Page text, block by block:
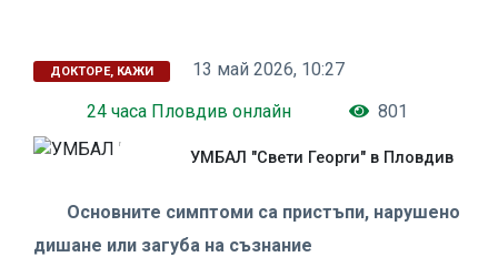
ДОКТОРЕ, КАЖИ
13 май 2026, 10:27
24 часа Пловдив онлайн
801
УМБАЛ "Свети Георги" в Пловдив
Основните симптоми са пристъпи, нарушено
дишане или загуба на съзнание